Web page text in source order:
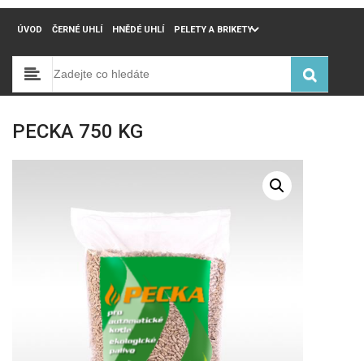
ÚVOD ČERNÉ UHLÍ HNĚDÉ UHLÍ PELETY A BRIKETY
PECKA 750 KG